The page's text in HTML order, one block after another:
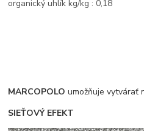
organický uhlík kg/kg : 0,18
MARCOPOLO umožňuje vytvárať
SIEŤOVÝ EFEKT